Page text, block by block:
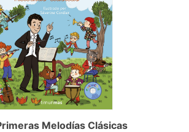
Melodías Clásicas